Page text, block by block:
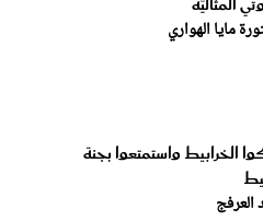
المثاليّة
مايا الهواري
الخرابيط واستمتعوا بجنة
العرفج